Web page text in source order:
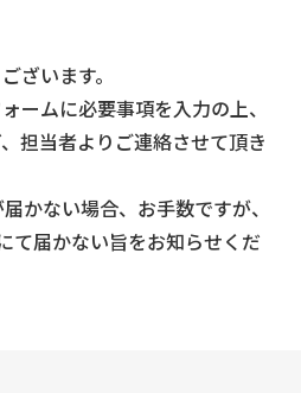
ざいます。
ームに必要事項を入力の上、
担当者よりご連絡させて頂き
かない場合、お手数ですが、
て届かない旨をお知らせくだ